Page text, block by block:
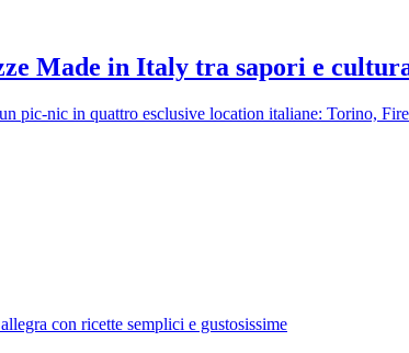
Made in Italy tra sapori e
pic-nic in quattro esclusive location italiane: Torino,
con ricette semplici e gustosissime